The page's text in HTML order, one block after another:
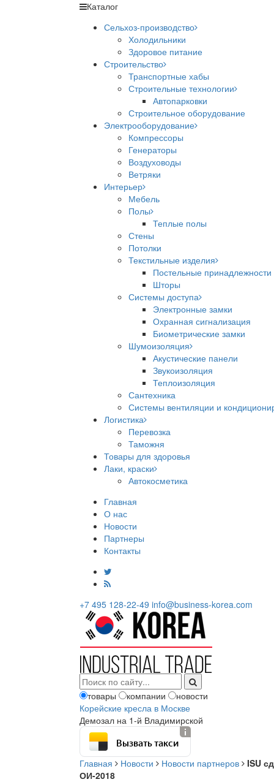
Каталог
Сельхоз-производство
Холодильники
Здоровое питание
Строительство
Транспортные хабы
Строительные технологии
Автопарковки
Строительное оборудование
Электрооборудование
Компрессоры
Генераторы
Воздуховоды
Ветряки
Интерьер
Мебель
Полы
Теплые полы
Стены
Потолки
Текстильные изделия
Постельные принадлежности
Шторы
Системы доступа
Электронные замки
Охранная сигнализация
Биометрические замки
Шумоизоляция
Акустические панели
Звукоизоляция
Теплоизоляция
Сантехника
Системы вентиляции и
Логистика
Перевозка
Таможня
Товары для здоровья
Лаки, краски
Автокосметика
Главная
О нас
Новости
Партнеры
Контакты
+7 495 128-22-49 info@business-korea.com
товары компании
новости
Корейские кресла в Москве
Демозал на 1-й Владимирской
Вызвать такси
Главная Новости Новости партнеров
ISU
ОИ-2018